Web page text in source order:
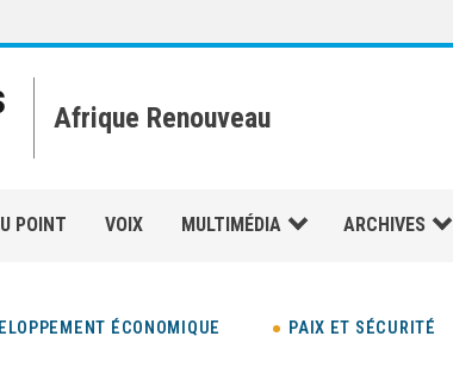
Afrique Renouveau
POINT VOIX MULTIMÉDIA ARCHIVES
ÉCONOMIQUE PAIX ET SÉCURITÉ